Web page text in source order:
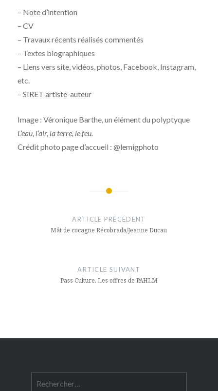
– Note d’intention
– CV
– Travaux récents réalisés commentés
– Textes biographiques
– Liens vers site, vidéos, photos, Facebook, Instagram,
etc.
– SIRET artiste-auteur
Image : Véronique Barthe, un élément du polyptyque
L’eau, l’air, la terre, le feu.
Crédit photo page d’accueil : @lemigphoto
ARTICLE PRÉCÉDENT
Mât de cocagne Récobrada/Jeanne Ducau
ARTICLE SUIVANT
Pass Culture. Les offres de PAHLM